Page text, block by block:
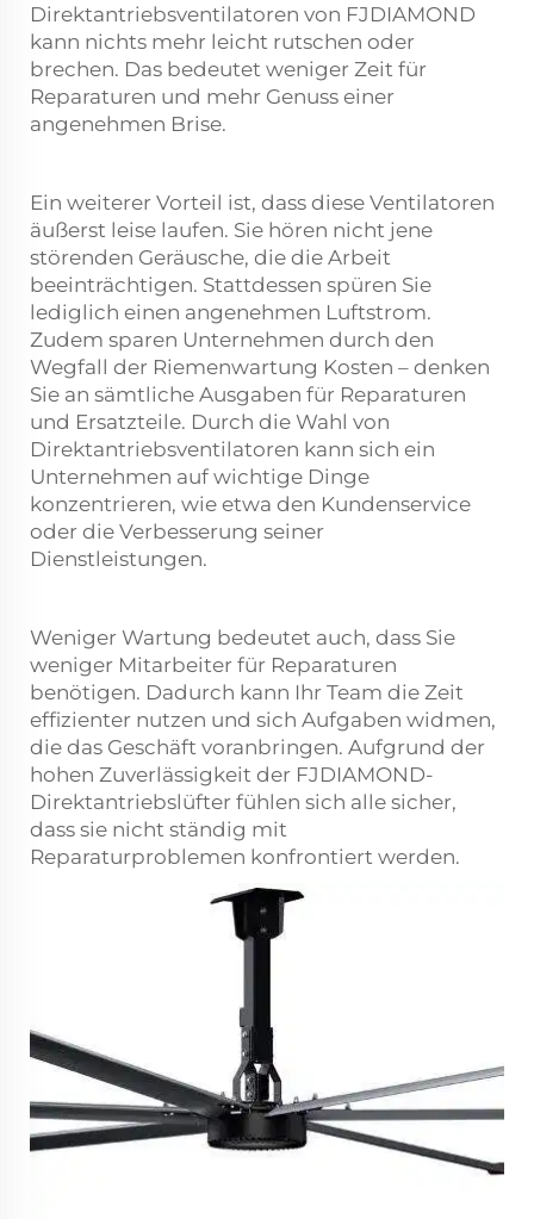
Direktantriebsventilatoren von FJDIAMOND
kann nichts mehr leicht rutschen oder
brechen. Das bedeutet weniger Zeit für
Reparaturen und mehr Genuss einer
angenehmen Brise.
Ein weiterer Vorteil ist, dass diese Ventilatoren
äußerst leise laufen. Sie hören nicht jene
störenden Geräusche, die die Arbeit
beeinträchtigen. Stattdessen spüren Sie
lediglich einen angenehmen Luftstrom.
Zudem sparen Unternehmen durch den
Wegfall der Riemenwartung Kosten – denken
Sie an sämtliche Ausgaben für Reparaturen
und Ersatzteile. Durch die Wahl von
Direktantriebsventilatoren kann sich ein
Unternehmen auf wichtige Dinge
konzentrieren, wie etwa den Kundenservice
oder die Verbesserung seiner
Dienstleistungen.
Weniger Wartung bedeutet auch, dass Sie
weniger Mitarbeiter für Reparaturen
benötigen. Dadurch kann Ihr Team die Zeit
effizienter nutzen und sich Aufgaben widmen,
die das Geschäft voranbringen. Aufgrund der
hohen Zuverlässigkeit der FJDIAMOND-
Direktantriebslüfter fühlen sich alle sicher,
dass sie nicht ständig mit
Reparaturproblemen konfrontiert werden.